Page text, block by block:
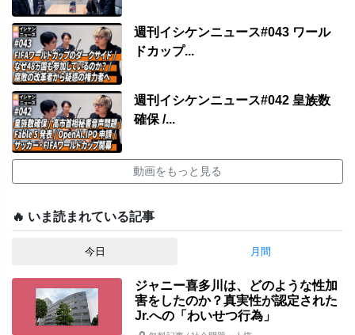
週刊イシケンニュース#043 ワール
ドカップ...
週刊イシケンニュース#042 皇族数
確保 /...
動画をもっと見る
🔥 いま読まれている記事
今日 月間
ジャニー喜多川は、どのような性加
害をしたのか？真実性が認定された
Jr.への「わいせつ行為」